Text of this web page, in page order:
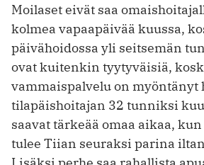
Moilaset eivät saa
kolmea vapaapäivää kuussa,
päivähoidossa yli seitsemän
ovat kuitenkin tyytyväisiä,
vammaispalvelu on myöntänyt
tilapäishoitajan 32 tunniksi
saavat tärkeää omaa aikaa,
tulee Tiian seuraksi parina